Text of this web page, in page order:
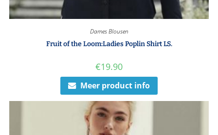
Dames Blousen
Fruit of the Loom:Ladies Poplin Shirt LS.
€19.90
Meer product info